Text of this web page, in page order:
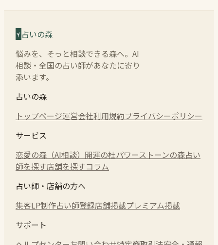
占いの森
悩みを、そっと相談できる森へ。AI
相談・全国の占い師があなたに寄り
添います。
占いの森
トップページ運営会社利用規約プライバシーポリシー
サービス
恋愛の森（AI相談） 開運の杜パワーストーンの森占い
師を探す店舗を探すコラム
占い師・店舗の方へ
集客LP制作占い師登録店舗掲載プレミアム掲載
サポート